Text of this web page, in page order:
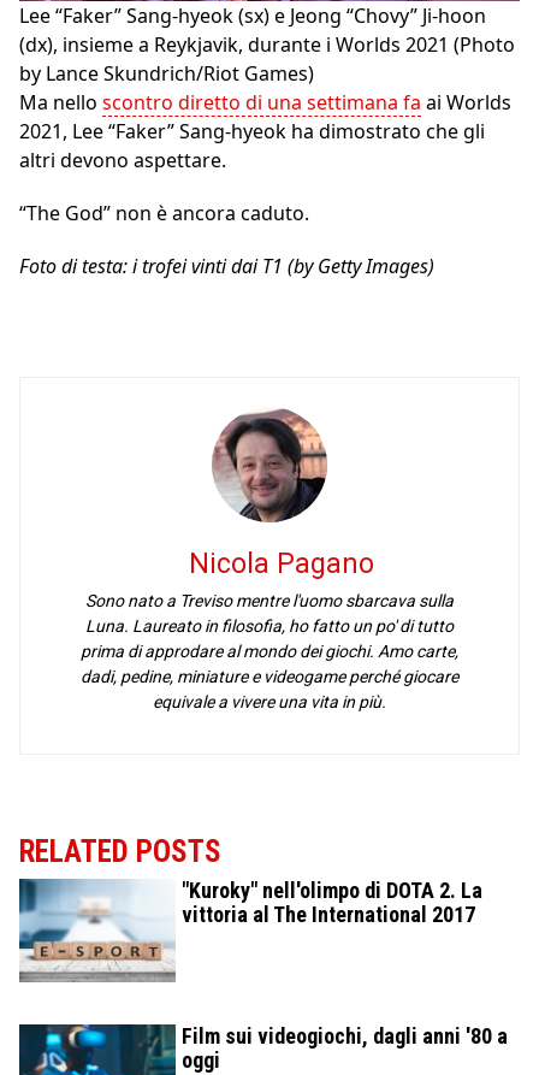
Lee “Faker” Sang-hyeok (sx) e Jeong “Chovy” Ji-hoon
(dx), insieme a Reykjavik, durante i Worlds 2021 (Photo
by Lance Skundrich/Riot Games)
Ma nello scontro diretto di una settimana fa ai Worlds
2021, Lee “Faker” Sang-hyeok ha dimostrato che gli
altri devono aspettare.
“The God” non è ancora caduto.
Foto di testa: i trofei vinti dai T1 (by Getty Images)
Nicola Pagano
Sono nato a Treviso mentre l'uomo sbarcava sulla
Luna. Laureato in filosofia, ho fatto un po' di tutto
prima di approdare al mondo dei giochi. Amo carte,
dadi, pedine, miniature e videogame perché giocare
equivale a vivere una vita in più.
RELATED POSTS
"Kuroky" nell'olimpo di DOTA 2. La
vittoria al The International 2017
Film sui videogiochi, dagli anni '80 a
oggi